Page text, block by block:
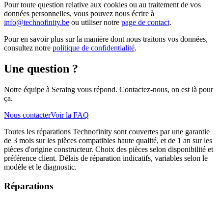
Pour toute question relative aux cookies ou au traitement de vos
données personnelles, vous pouvez nous écrire à
info@technofinity.be ou utiliser notre page de contact.
Pour en savoir plus sur la manière dont nous traitons vos données,
consultez notre politique de confidentialité.
Une question ?
Notre équipe à Seraing vous répond. Contactez-nous, on est là pour
ça.
Nous contacterVoir la FAQ
Toutes les réparations Technofinity sont couvertes par une garantie
de 3 mois sur les pièces compatibles haute qualité, et de 1 an sur les
pièces d'origine constructeur. Choix des pièces selon disponibilité et
préférence client. Délais de réparation indicatifs, variables selon le
modèle et le diagnostic.
Réparations